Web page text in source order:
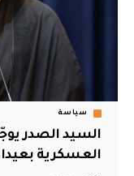
سياسة
السيد الصدر
العسكرية